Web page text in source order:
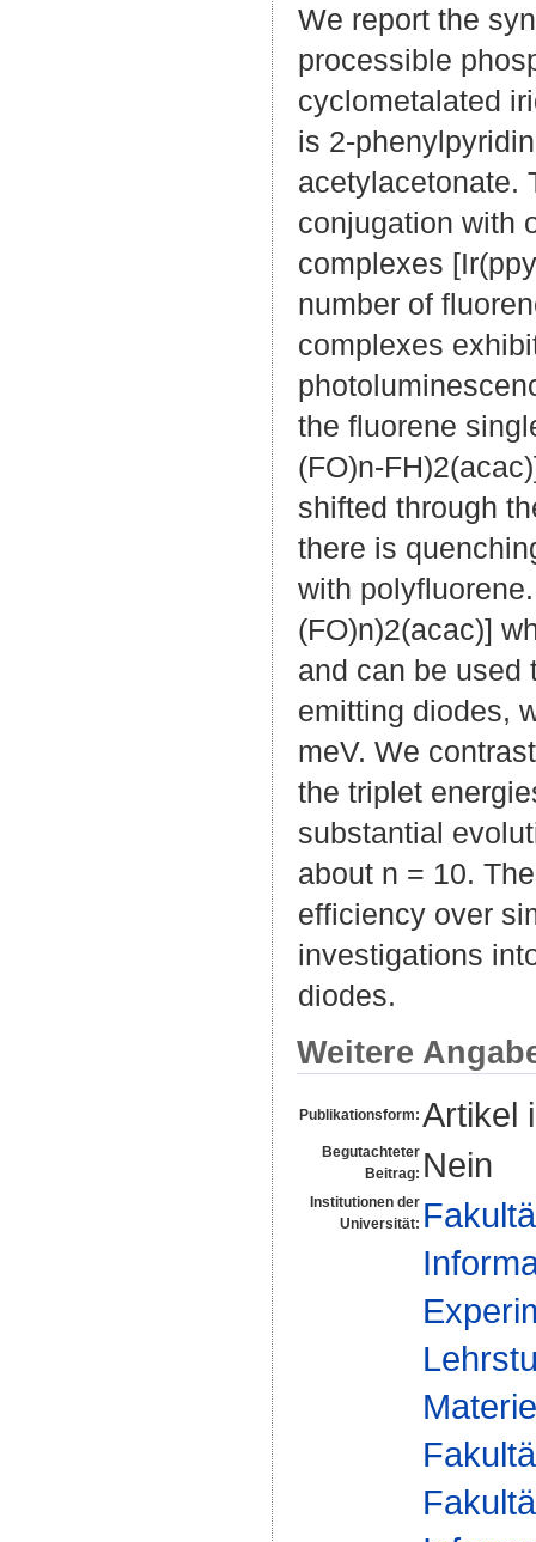
We report the
processible
cyclometalated
is 2-
acetylacetonate.
conjugation with
complexes
number of
complexes
the fluorene
(FO)n-
shifted through
there is
with
(FO)n)2(acac)]
and can be used
emitting diodes,
meV. We
the triplet
substantial
about n = 10.
efficiency over
investigations
diodes.
Weitere
Publikationsform: Artikel
Begutachteter
Beitrag: Nein
Institutionen der
Universität: